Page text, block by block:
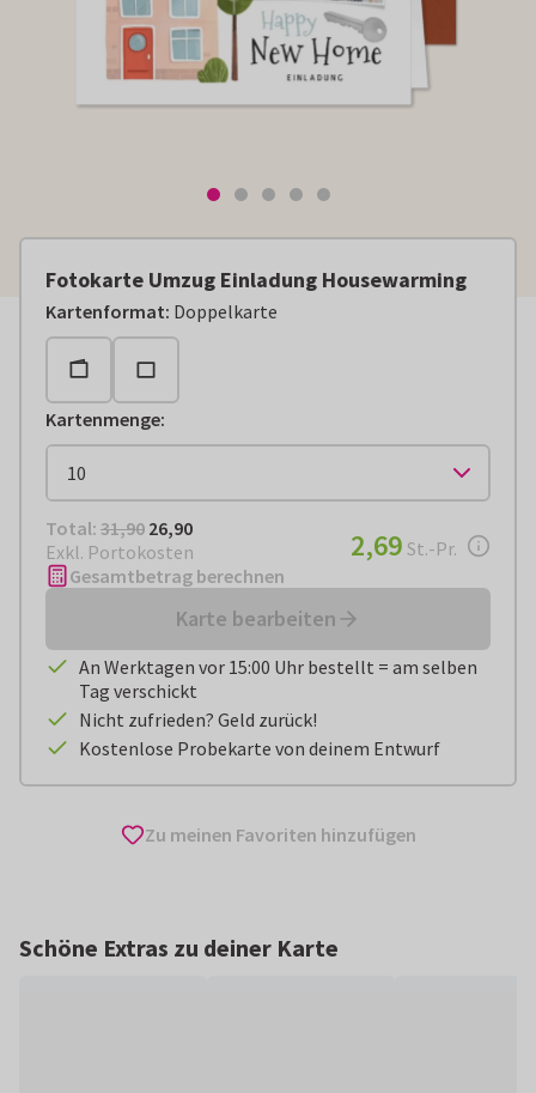
Fotokarte Umzug Einladung Housewarming
Kartenformat: Doppelkarte
Kartenmenge:
Total: € 26,90
Total: 31,90 26,90
Exkl. Portokosten
€ 2,69pro Stück
2,69 St.-Pr.
Gesamtbetrag berechnen
Karte bearbeiten
An Werktagen vor 15:00 Uhr bestellt = am selben
Tag verschickt
Nicht zufrieden? Geld zurück!
Kostenlose Probekarte von deinem Entwurf
Zu meinen Favoriten hinzufügen
Schöne Extras zu deiner Karte